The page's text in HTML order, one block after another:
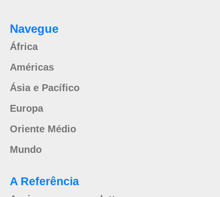
Navegue
África
Américas
Ásia e Pacífico
Europa
Oriente Médio
Mundo
A Referência